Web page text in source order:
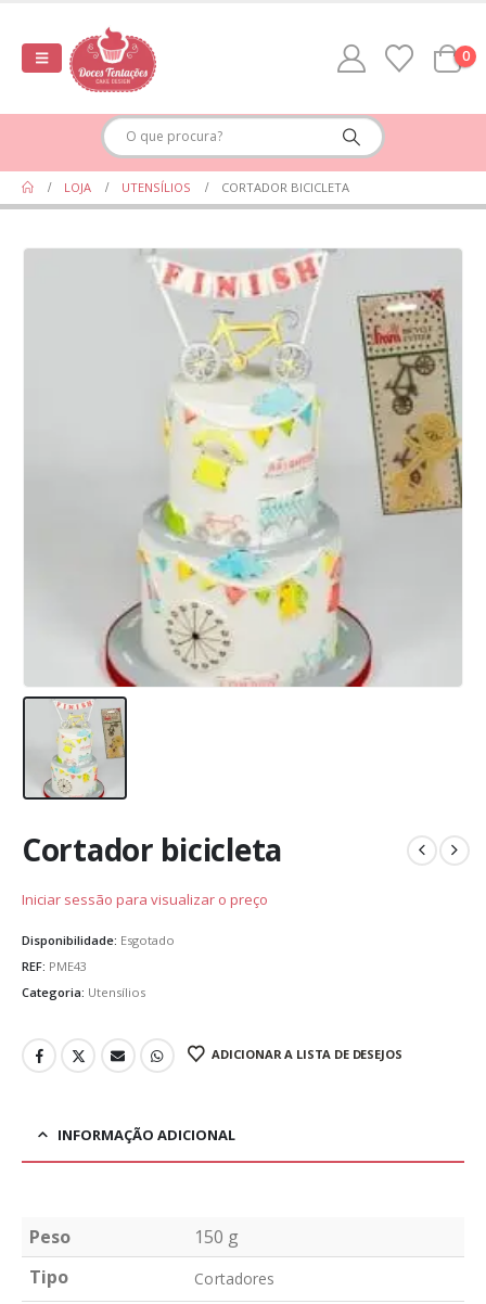
0
LOJA UTENSÍLIOS CORTADOR BICICLETA
Cortador bicicleta
Iniciar sessão para visualizar o preço
Disponibilidade: Esgotado
REF: PME43
Categoria: Utensílios
ADICIONAR A LISTA DE DESEJOS
INFORMAÇÃO ADICIONAL
Peso
150 g
Tipo
Cortadores